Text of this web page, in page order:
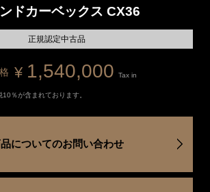
ドカーベックス CX36
正規認定中古品
¥ 1,540,000 Tax in
10％が含まれております。
についてのお問い合わせ